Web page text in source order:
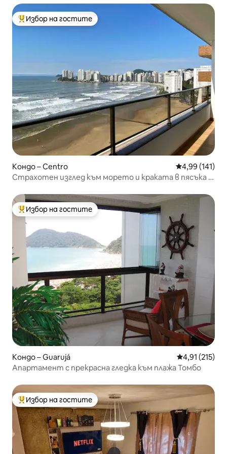
Най-популярен избор на гостите
Избор на гостите
Кондо – Centro Средна
4,99 (141)
Страхотен изглед към морето и краката в пясъка –
Най-популярен избор на гостите
Избор на гостите
Кондо – Guarujá Средна
4,91 (215)
Апартамент с прекрасна гледка към плажа Томбо
Най-популярен избор на гостите
Избор на гостите